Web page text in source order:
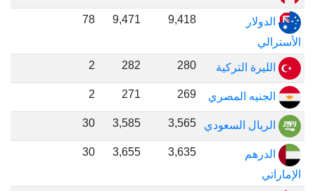
الدولار
الأسترالي
9,418
9,471
78
الليرة التركية 280
282
2
الجنيه المصري 269
271
2
الريال السعودي 3,565
3,585
30
الدرهم
الإماراتي
3,635
3,655
30